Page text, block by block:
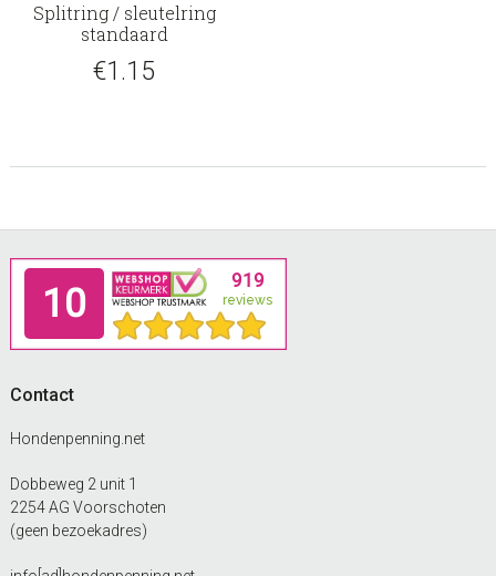
Splitring / sleutelring
standaard
€1.15
Footer
Contact
Hondenpenning.net
Dobbeweg 2 unit 1
2254 AG Voorschoten
(geen bezoekadres)